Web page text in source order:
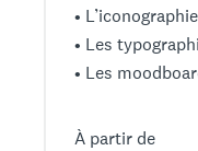
•
• Les
• Les
À partir de